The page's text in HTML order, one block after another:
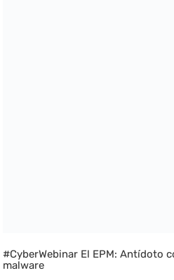
#CyberWebinar El EPM: Antídoto
malware